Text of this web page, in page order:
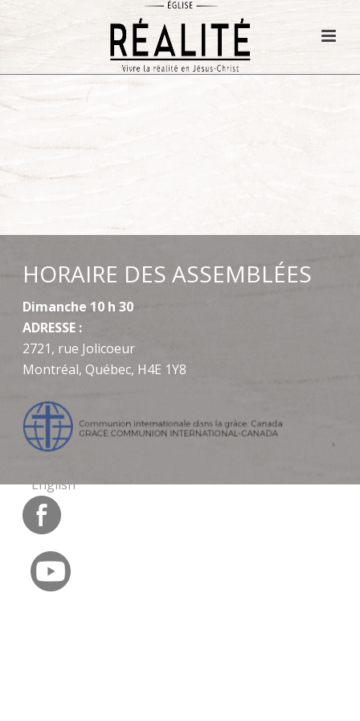
HORAIRE DES ASSEMBLÉES
Dimanche 10 h 30
ADRESSE :
2721, rue Jolicoeur
Montréal, Québec, H4E 1Y8
English